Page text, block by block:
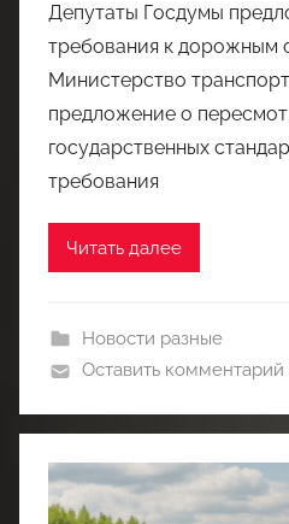
Депутаты Госдумы
требования к дорожным
Министерство
предложение о
государственных
требования
Читать далее
Новости разные
Оставить комментарий